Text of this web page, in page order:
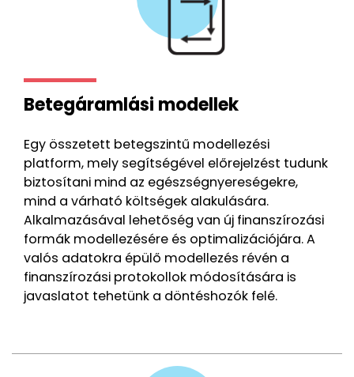
Betegáramlási modellek
Egy összetett betegszintű modellezési
platform, mely segítségével előrejelzést tudunk
biztosítani mind az egészségnyereségekre,
mind a várható költségek alakulására.
Alkalmazásával lehetőség van új finanszírozási
formák modellezésére és optimalizációjára. A
valós adatokra épülő modellezés révén a
finanszírozási protokollok módosítására is
javaslatot tehetünk a döntéshozók felé.